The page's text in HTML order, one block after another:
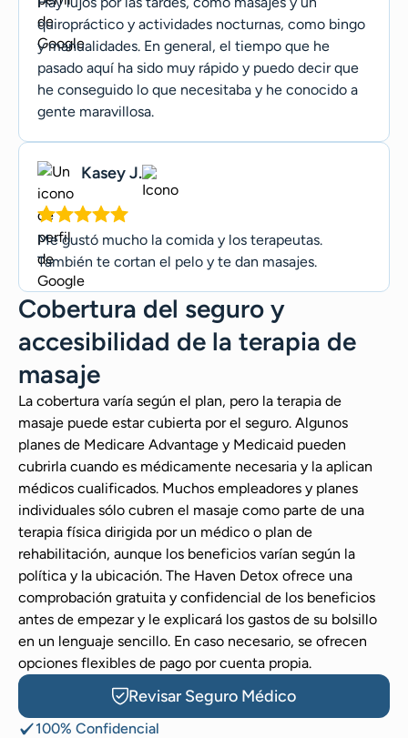
quiropráctico y actividades nocturnas, como bingo
y manualidades. En general, el tiempo que he
pasado aquí ha sido muy rápido y puedo decir que
he conseguido lo que necesitaba y he conocido a
gente maravillosa.
Kasey J.
Me gustó mucho la comida y los terapeutas.
También te cortan el pelo y te dan masajes.
Cobertura del seguro y
accesibilidad de la terapia de
masaje
La cobertura varía según el plan, pero la terapia de
masaje puede estar cubierta por el seguro. Algunos
planes de Medicare Advantage y Medicaid pueden
cubrirla cuando es médicamente necesaria y la aplican
médicos cualificados. Muchos empleadores y planes
individuales sólo cubren el masaje como parte de una
terapia física dirigida por un médico o plan de
rehabilitación, aunque los beneficios varían según la
política y la ubicación. The Haven Detox ofrece una
comprobación gratuita y confidencial de los beneficios
antes de empezar y le explicará los gastos de su bolsillo
en un lenguaje sencillo. En caso necesario, se ofrecen
opciones flexibles de pago por cuenta propia.
Revisar Seguro Médico
100% Confidencial